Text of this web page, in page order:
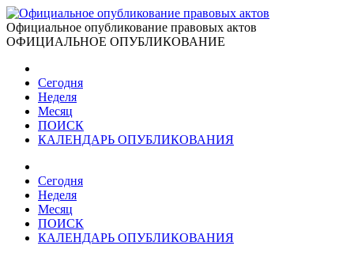
Официальное опубликование правовых актов
ОФИЦИАЛЬНОЕ ОПУБЛИКОВАНИЕ
Сегодня
Неделя
Месяц
ПОИСК
КАЛЕНДАРЬ ОПУБЛИКОВАНИЯ
Сегодня
Неделя
Месяц
ПОИСК
КАЛЕНДАРЬ ОПУБЛИКОВАНИЯ